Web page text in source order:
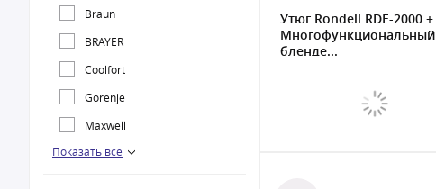
Braun
BRAYER
Coolfort
Gorenje
Maxwell
Rondell
Показать все
Утюг Rondell RDE-2000 +
Многофункциональный
бленде...